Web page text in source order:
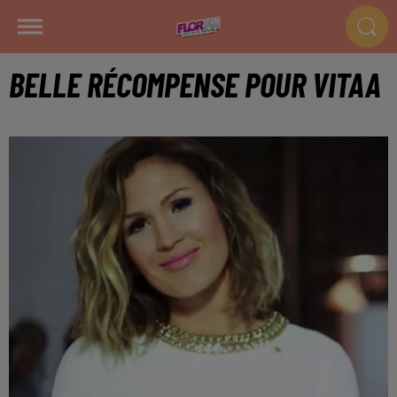
BELLE RÉCOMPENSE POUR VITAA